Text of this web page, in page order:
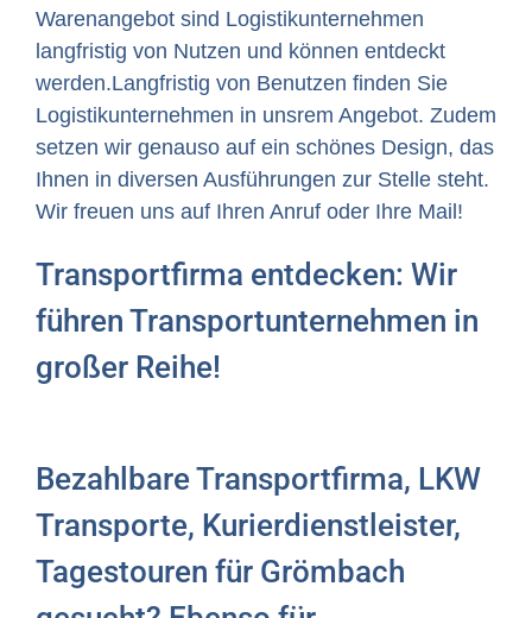
Warenangebot sind Logistikunternehmen
langfristig von Nutzen und können entdeckt
werden.Langfristig von Benutzen finden Sie
Logistikunternehmen in unsrem Angebot. Zudem
setzen wir genauso auf ein schönes Design, das
Ihnen in diversen Ausführungen zur Stelle steht.
Wir freuen uns auf Ihren Anruf oder Ihre Mail!
Transportfirma entdecken: Wir
führen Transportunternehmen in
großer Reihe!
Bezahlbare Transportfirma, LKW
Transporte, Kurierdienstleister,
Tagestouren für Grömbach